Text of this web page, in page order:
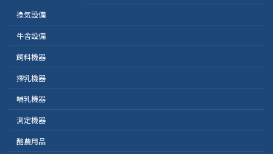
換気設備
牛舎設備
飼料機器
搾乳機器
哺乳機器
測定機器
酪農用品